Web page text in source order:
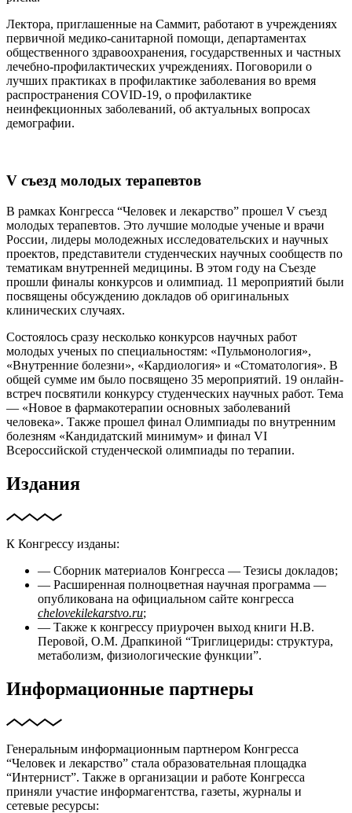
Лектора, приглашенные на Саммит, работают в учреждениях
первичной медико-санитарной помощи, департаментах
общественного здравоохранения, государственных и частных
лечебно-профилактических учреждениях. Поговорили о
лучших практиках в профилактике заболевания во время
распространения COVID-19, о профилактике
неинфекционных заболеваний, об актуальных вопросах
демографии.
V съезд молодых терапевтов
В рамках Конгресса “Человек и лекарство” прошел V съезд
молодых терапевтов. Это лучшие молодые ученые и врачи
России, лидеры молодежных исследовательских и научных
проектов, представители студенческих научных сообществ по
тематикам внутренней медицины. В этом году на Съезде
прошли финалы конкурсов и олимпиад. 11 мероприятий были
посвящены обсуждению докладов об оригинальных
клинических случаях.
Состоялось сразу несколько конкурсов научных работ
молодых ученых по специальностям: «Пульмонология»,
«Внутренние болезни», «Кардиология» и «Стоматология». В
общей сумме им было посвящено 35 мероприятий. 19 онлайн-
встреч посвятили конкурсу студенческих научных работ. Тема
— «Новое в фармакотерапии основных заболеваний
человека». Также прошел финал Олимпиады по внутренним
болезням «Кандидатский минимум» и финал VI
Всероссийской студенческой олимпиады по терапии.
Издания
К Конгрессу изданы:
— Сборник материалов Конгресса — Тезисы докладов;
— Расширенная полноцветная научная программа —
опубликована на официальном сайте конгресса
chelovekilekarstvo.ru;
— Также к конгрессу приурочен выход книги Н.В.
Перовой, О.М. Драпкиной “Триглицериды: структура,
метаболизм, физиологические функции”.
Информационные партнеры
Генеральным информационным партнером Конгресса
“Человек и лекарство” стала образовательная площадка
“Интернист”. Также в организации и работе Конгресса
приняли участие информагентства, газеты, журналы и
сетевые ресурсы: